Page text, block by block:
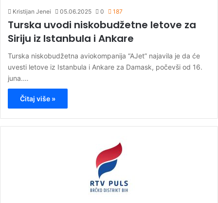
Kristijan Jenei 05.06.2025 0 187
Turska uvodi niskobudžetne letove za
Siriju iz Istanbula i Ankare
Turska niskobudžetna aviokompanija “AJet” najavila je da će
uvesti letove iz Istanbula i Ankare za Damask, počevši od 16.
juna.…
Čitaj više »